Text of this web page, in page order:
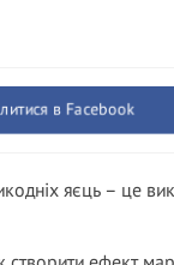
в Facebook
яєць – це